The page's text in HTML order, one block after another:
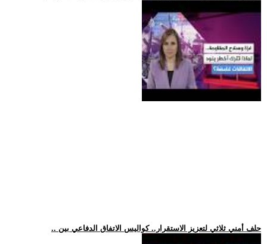
.. حلف أمني ثلاثي لتعزيز الاستقرار.. كواليس الاتفاق الدفاعي بين